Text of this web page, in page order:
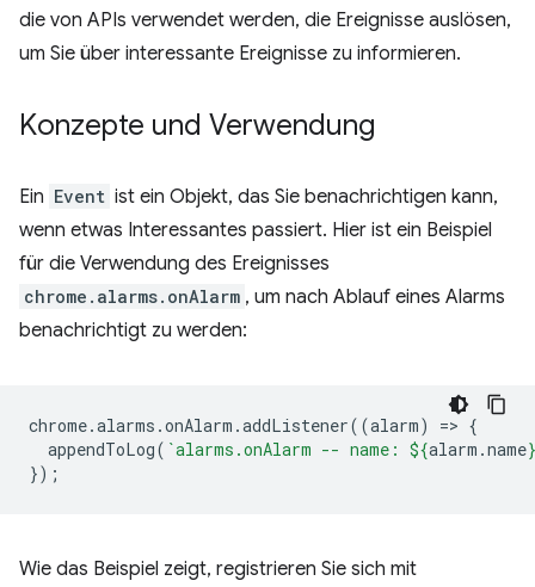
die von APIs verwendet werden, die Ereignisse auslösen,
um Sie über interessante Ereignisse zu informieren.
Konzepte und Verwendung
Ein Event ist ein Objekt, das Sie benachrichtigen kann,
wenn etwas Interessantes passiert. Hier ist ein Beispiel
für die Verwendung des Ereignisses
chrome.alarms.onAlarm , um nach Ablauf eines Alarms
benachrichtigt zu werden:
chrome.alarms .onAlarm .addListener((alarm) => {
appendToLog( `alarms.onAlarm -- name: ${alarm .name}
});
Wie das Beispiel zeigt, registrieren Sie sich mit